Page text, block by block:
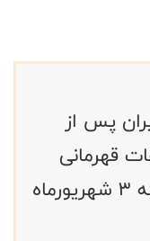
پس از
قهرمانی
آسیا، ساعت 24 روز چهارشنبه 3 شهریورماه